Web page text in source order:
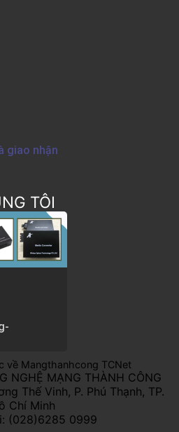
giao nhận
TÔI
về Mangthanhcong TCNet
NGHỆ MẠNG THÀNH CÔNG
Thế Vinh, P. Phú Thạnh, TP.
Chí Minh
(028)6285 0999